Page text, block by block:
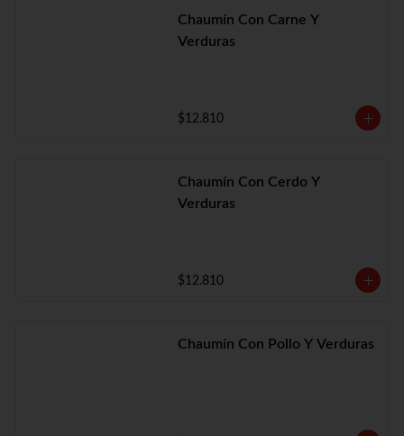
Chaumín Con Carne Y
Verduras
$12.810
Chaumín Con Cerdo Y
Verduras
$12.810
Chaumín Con Pollo Y Verduras